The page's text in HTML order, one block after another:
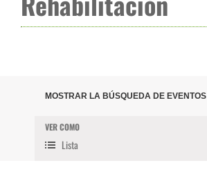
de
búsqueda
vistas
MOSTRAR LA BÚSQUEDA DE EVENTOS
Navegación
VER COMO
Lista